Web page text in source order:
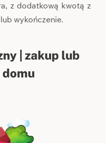
z dodatkową kwotą z
wykończenie.
| zakup lub